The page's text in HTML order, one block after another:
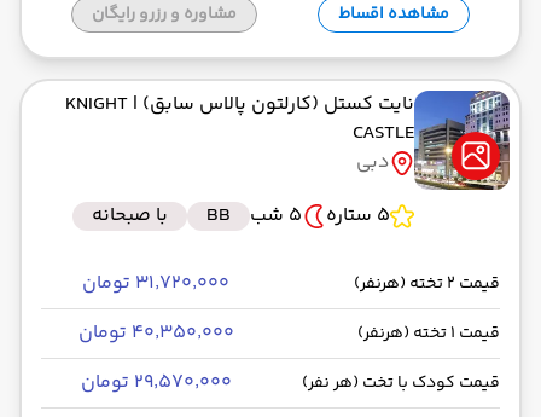
مشاهده اقساط مشاوره و رزرو رایگان
نایت کستل (کارلتون پالاس سابق) | KNIGHT
CASTLE
دبی
5 ستاره
5 شب BB با صبحانه
قیمت 2 تخته (هرنفر) ۳۱٬۷۲۰٬۰۰۰ تومان
قیمت 1 تخته (هرنفر) ۴۰٬۳۵۰٬۰۰۰ تومان
قیمت کودک با تخت (هر نفر) ۲۹٬۵۷۰٬۰۰۰ تومان